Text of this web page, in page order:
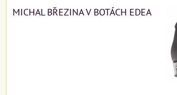
MICHAL BŘEZINA V BOTÁCH EDEA